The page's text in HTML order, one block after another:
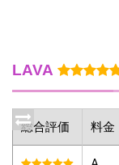
LAVA
総合評価 料金